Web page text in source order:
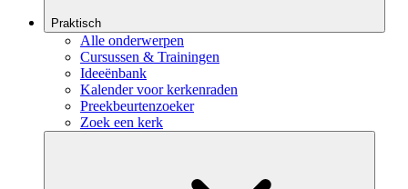
Praktisch
Alle onderwerpen
Cursussen & Trainingen
Ideeënbank
Kalender voor kerkenraden
Preekbeurtenzoeker
Zoek een kerk